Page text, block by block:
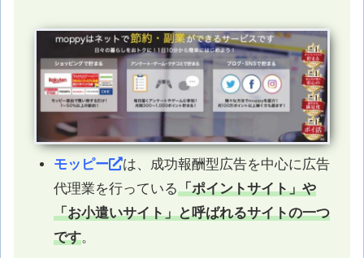
モッピー
は、成功報酬型広告を中心に広告
代理業を行っている「ポイントサイト」や
「お小遣いサイト」と呼ばれるサイトの一つ
です。